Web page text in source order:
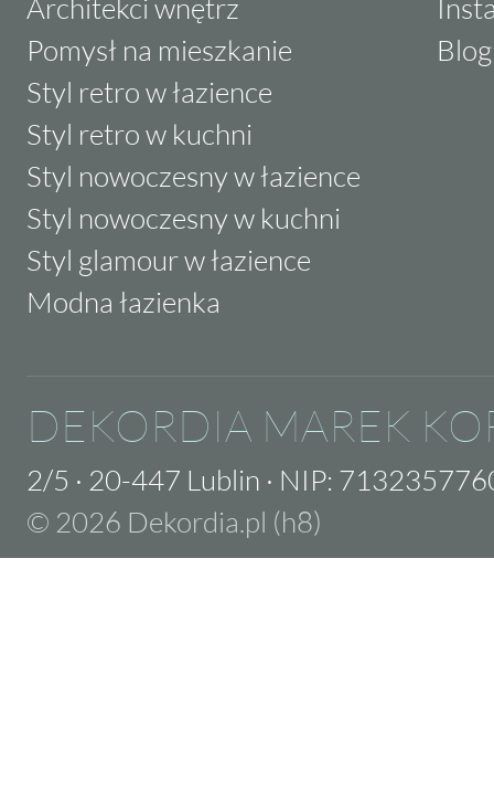
Architekci wnętrz
Pomysł na mieszkanie
Styl retro w łazience
Styl retro w kuchni
Styl nowoczesny w łazience
Styl nowoczesny w kuchni
Styl glamour w łazience
Modna łazienka
Blog
DEKORDIA MAREK
2/5 · 20-447 Lublin · NIP:
© 2026 Dekordia.pl (h8)